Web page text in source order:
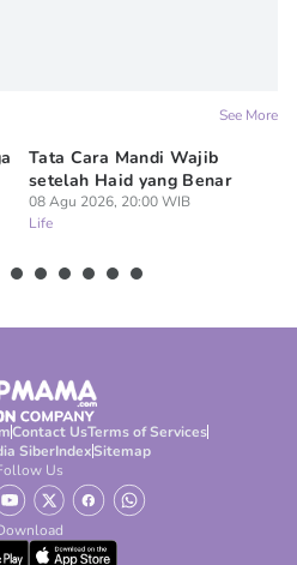
See More
Tata Cara Mandi Wajib
setelah Haid yang Benar
08 Agu 2026, 20:00 WIB
Life
Contact UsTerms of Services
SiberIndexSitemap
Us